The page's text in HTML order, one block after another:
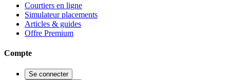
Courtiers en ligne
Simulateur placements
Articles & guides
Offre Premium
Compte
Se connecter